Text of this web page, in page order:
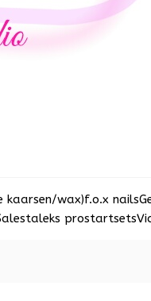
kaarsen/wax)f.o.x nails
staleks prostartsets